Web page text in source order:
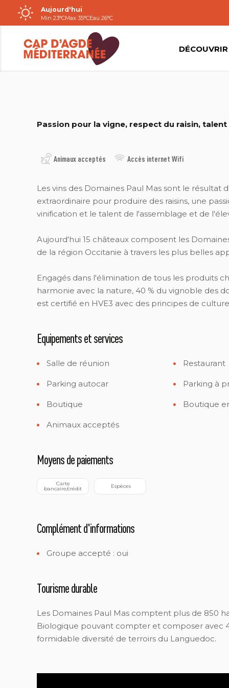
Passer
au
contenu
Aujourd'hui
Min 23°CMax 35°CEau 26°C
DÉCOUVRIR
Passion pour la vigne, respect du raisin,
Animaux acceptés Accès internet Wifi
Les vins des Domaines Paul Mas sont le
extraordinaire pour produire des raisins, une
vinification et le talent de l'assemblage et de
Aujourd'hui 15 châteaux composent les
de la région Occitanie à travers les plus belles
Engagés dans l'élimination de tous les produits
harmonie avec la nature, 40 % du vignoble des
est certifié en HVE3 avec des principes de
Equipements et services
Salle de réunion Restaurant
Parking autocar Parking à
Boutique Boutique
Animaux acceptés
Moyens de paiements
bancaire/crédit Espèces
Complément d'informations
Groupe accepté : oui
Tourisme durable
Les Domaines Paul Mas comptent plus de 850
Biologique pouvant compter et composer avec
formidable diversité de terroirs du Languedoc.